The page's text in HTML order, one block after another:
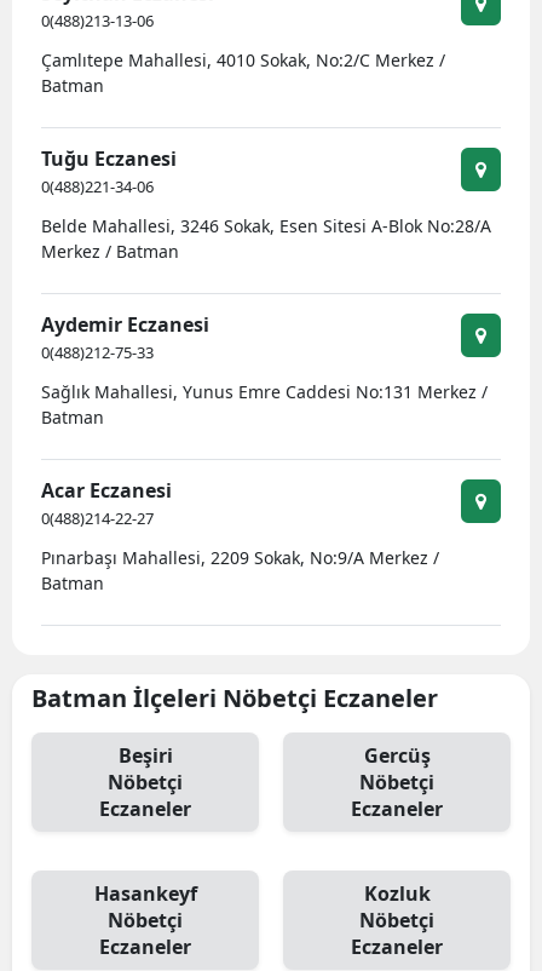
Gümüşhane
Hatay
İstanbul
Kırklareli
Kocaeli
Kütahya
0(488)213-13-06
Çamlıtepe Mahallesi, 4010 Sokak, No:2/C Merkez /
Batman
Tuğu Eczanesi
0(488)221-34-06
Belde Mahallesi, 3246 Sokak, Esen Sitesi A-Blok No:28/A
Merkez / Batman
Aydemir Eczanesi
0(488)212-75-33
Sağlık Mahallesi, Yunus Emre Caddesi No:131 Merkez /
Batman
Acar Eczanesi
0(488)214-22-27
Pınarbaşı Mahallesi, 2209 Sokak, No:9/A Merkez /
Batman
Batman İlçeleri Nöbetçi Eczaneler
Beşiri
Nöbetçi
Eczaneler
Gercüş
Nöbetçi
Eczaneler
Hasankeyf
Nöbetçi
Eczaneler
Kozluk
Nöbetçi
Eczaneler